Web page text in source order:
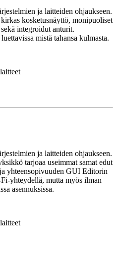
ja laitteiden ohjaukseen.
kosketusnäyttö, monipuoliset
integroidut anturit.
mistä tahansa kulmasta.
ja laitteiden ohjaukseen.
tarjoaa useimmat samat edut
yhteensopivuuden GUI Editorin
yhteydellä, mutta myös ilman
asennuksissa.